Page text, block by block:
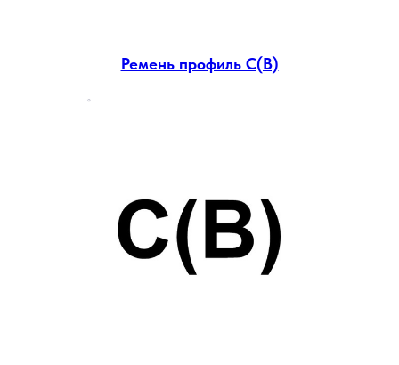
Ремень профиль С(В)